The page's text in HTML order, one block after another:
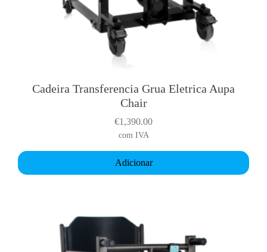
Cadeira Transferencia Grua Eletrica Aupa
Chair
€1,390.00
com IVA
Adicionar